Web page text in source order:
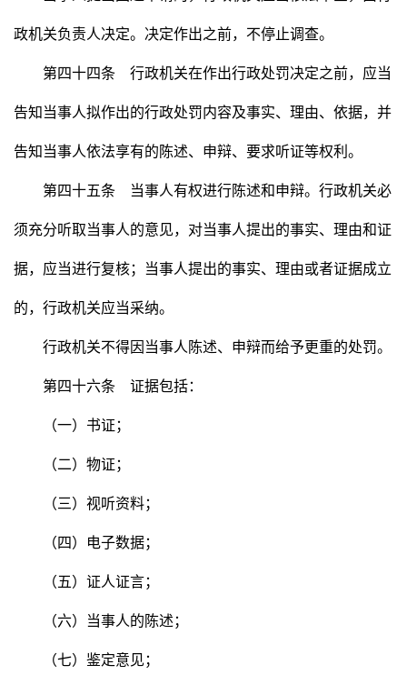
政机关负责人决定。决定作出之前，不停止调查。
第四十四条 行政机关在作出行政处罚决定之前，应当
告知当事人拟作出的行政处罚内容及事实、理由、依据，并
告知当事人依法享有的陈述、申辩、要求听证等权利。
第四十五条 当事人有权进行陈述和申辩。行政机关必
须充分听取当事人的意见，对当事人提出的事实、理由和证
据，应当进行复核；当事人提出的事实、理由或者证据成立
的，行政机关应当采纳。
行政机关不得因当事人陈述、申辩而给予更重的处罚。
第四十六条 证据包括：
（一）书证；
（二）物证；
（三）视听资料；
（四）电子数据；
（五）证人证言；
（六）当事人的陈述；
（七）鉴定意见；